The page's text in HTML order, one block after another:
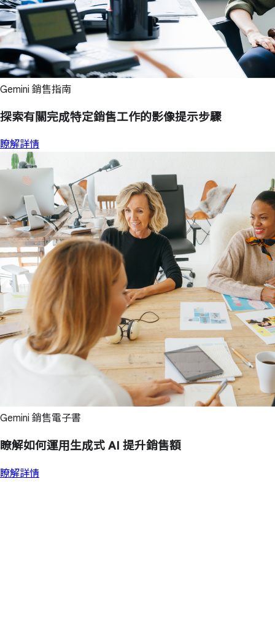
Gemini 銷售指南
探索有關完成特定銷售工作的影像提示步驟
瞭解詳情
Gemini 銷售電子書
瞭解如何運用生成式 AI 提升銷售額
瞭解詳情